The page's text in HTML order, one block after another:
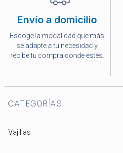
Envío a domicilio
Escoge la modalidad que más
se adapte a tu necesidad y
recibe tu compra donde estés.
CATEGORÍAS
Vajillas